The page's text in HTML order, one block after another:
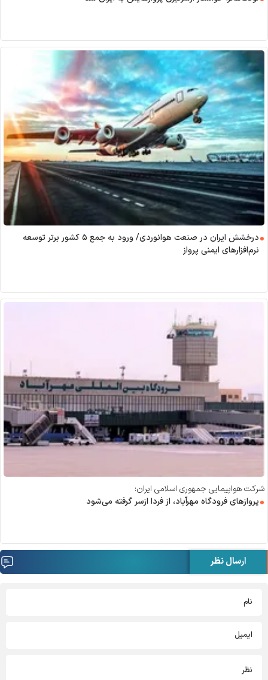
درخشش ایران در صنعت هوانوردی/ ورود به جمع ۵ کشور برتر توسعه
نرم‌افزار‌های ایمنی پرواز
شرکت هواپیمایی جمهوری اسلامی ایران:
پرواز‌های فرودگاه مهرآباد، از فردا ازسر گرفته می‌شود
ارسال نظر